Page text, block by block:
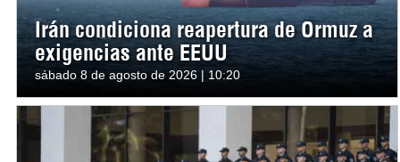
Irán condiciona reapertura de Ormuz a
exigencias ante EEUU
sábado 8 de agosto de 2026 | 10:20